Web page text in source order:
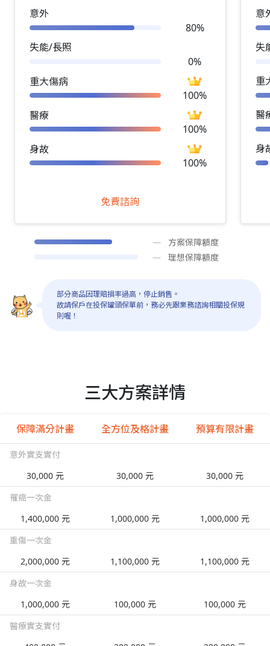
意外
80%
失能/長照
0%
重大傷病
100%
醫療
100%
身故
100%
免費諮詢
意
失
重
醫
身
方案保障額度
理想保障額度
部分商品因理賠損率過高，停止銷售。
故請保戶在投保罐頭保單前，務必先跟業務諮詢相關投保規
則喔！
三大方案詳情
保障滿分計畫 全方位及格計畫 預算有限計畫
意外實支實付
30,000 元
30,000 元
30,000 元
罹癌一次金
1,400,000 元
1,000,000 元
1,000,000 元
重傷一次金
2,000,000 元
1,100,000 元
1,100,000 元
身故一次金
1,000,000 元
100,000 元
100,000 元
醫療實支實付